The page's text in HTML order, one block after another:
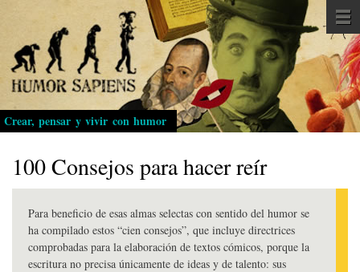
Pasar
al
contenido
principal
Crear, pensar y vivir con humor
100 Consejos para hacer reír
Para beneficio de esas almas selectas con sentido del humor se
ha compilado estos “cien consejos”, que incluye directrices
comprobadas para la elaboración de textos cómicos, porque la
escritura no precisa únicamente de ideas y de talento: sus